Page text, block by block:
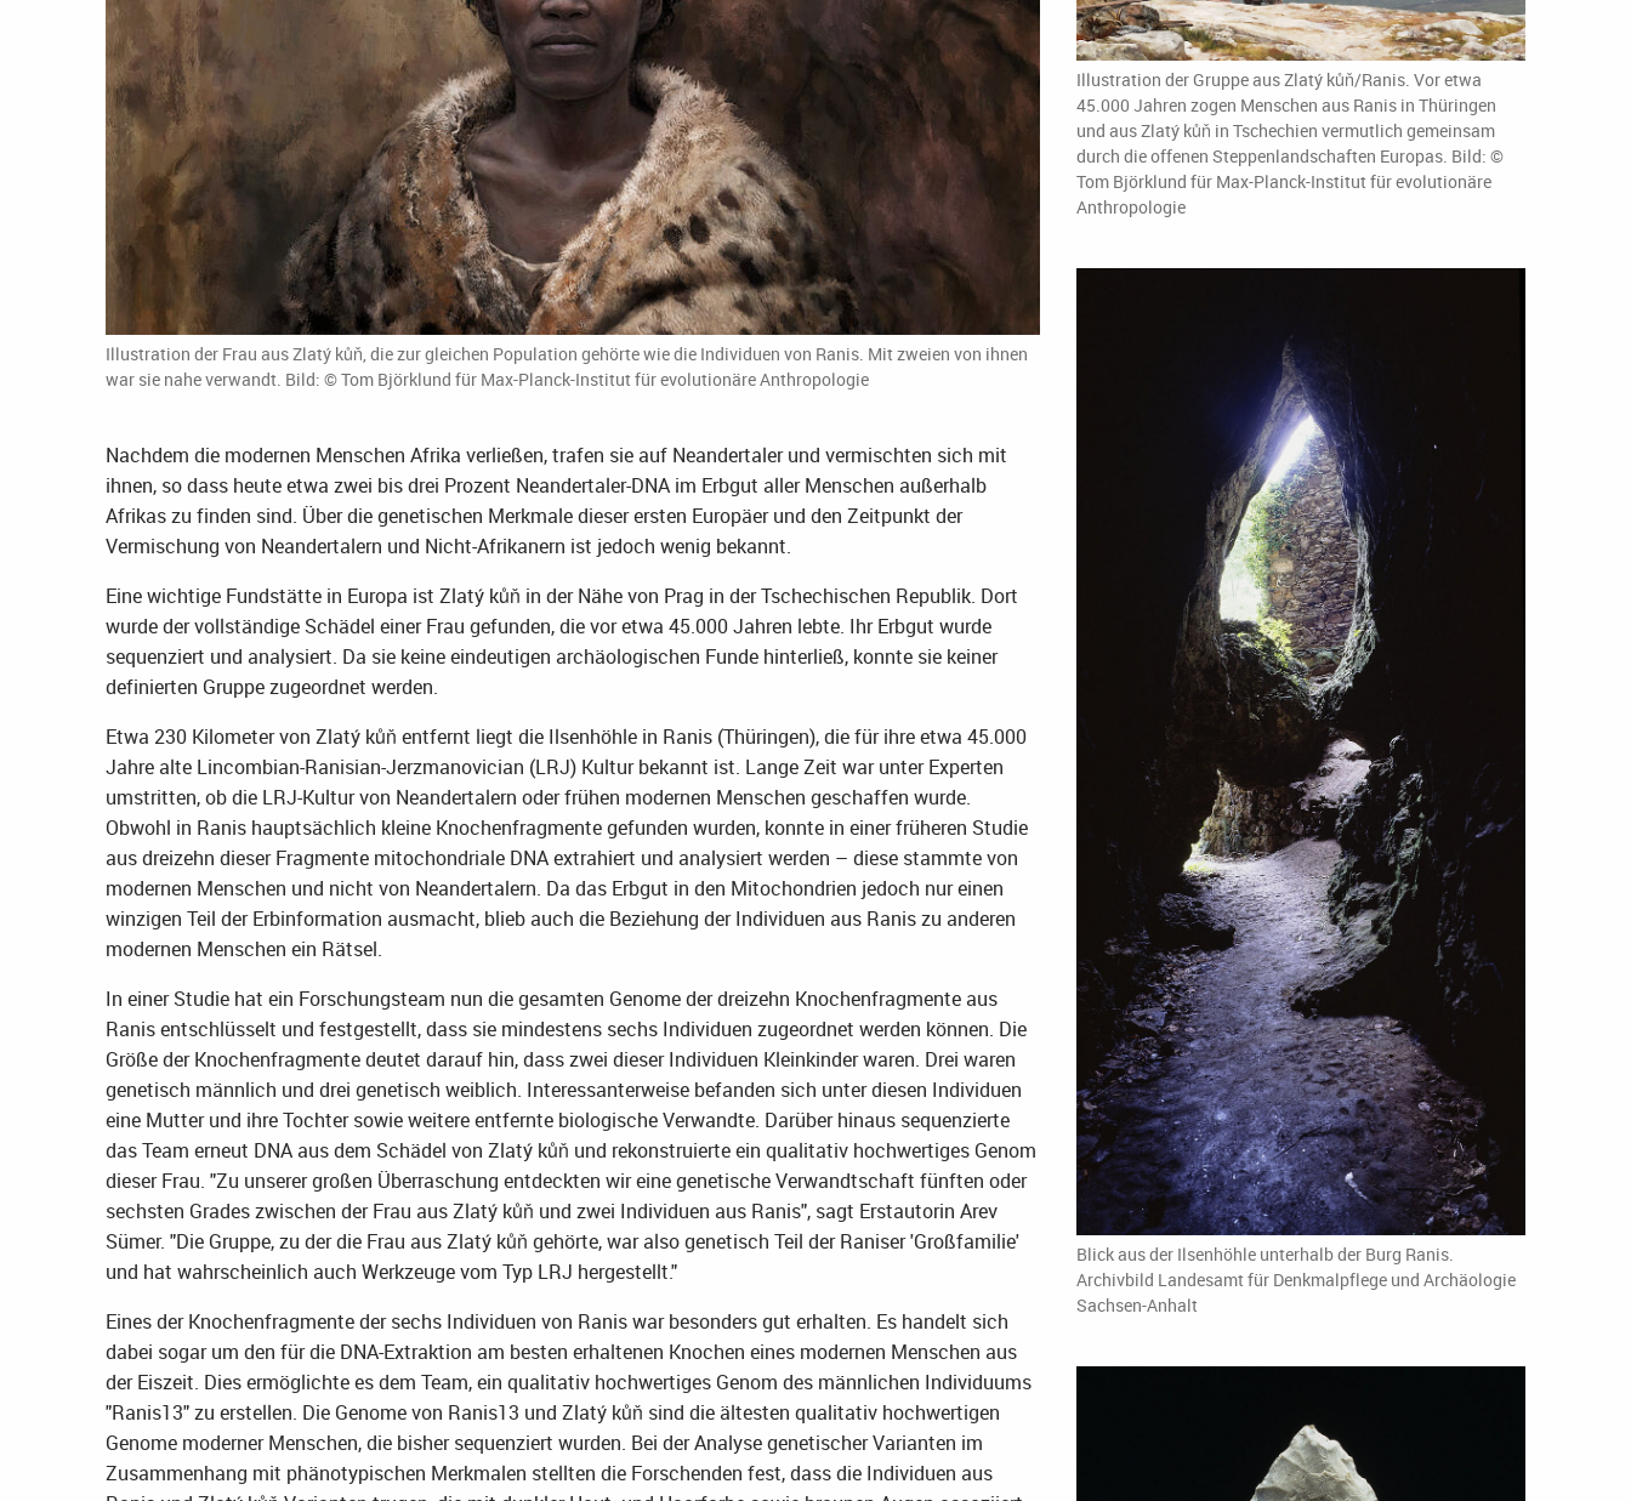
Illustration der Frau aus Zlatý kůň, die zur gleichen Population gehörte wie die Individuen von Ranis. Mit zweien von ihnen
war sie nahe verwandt. Bild: © Tom Björklund für Max-Planck-Institut für evolutionäre Anthropologie
Nachdem die modernen Menschen Afrika verließen, trafen sie auf Neandertaler und vermischten sich mit
ihnen, so dass heute etwa zwei bis drei Prozent Neandertaler-DNA im Erbgut aller Menschen außerhalb
Afrikas zu finden sind. Über die genetischen Merkmale dieser ersten Europäer und den Zeitpunkt der
Vermischung von Neandertalern und Nicht-Afrikanern ist jedoch wenig bekannt.
Eine wichtige Fundstätte in Europa ist Zlatý kůň in der Nähe von Prag in der Tschechischen Republik. Dort
wurde der vollständige Schädel einer Frau gefunden, die vor etwa 45.000 Jahren lebte. Ihr Erbgut wurde
sequenziert und analysiert. Da sie keine eindeutigen archäologischen Funde hinterließ, konnte sie keiner
definierten Gruppe zugeordnet werden.
Etwa 230 Kilometer von Zlatý kůň entfernt liegt die Ilsenhöhle in Ranis (Thüringen), die für ihre etwa 45.000
Jahre alte Lincombian-Ranisian-Jerzmanovician (LRJ) Kultur bekannt ist. Lange Zeit war unter Experten
umstritten, ob die LRJ-Kultur von Neandertalern oder frühen modernen Menschen geschaffen wurde.
Obwohl in Ranis hauptsächlich kleine Knochenfragmente gefunden wurden, konnte in einer früheren Studie
aus dreizehn dieser Fragmente mitochondriale DNA extrahiert und analysiert werden – diese stammte von
modernen Menschen und nicht von Neandertalern. Da das Erbgut in den Mitochondrien jedoch nur einen
winzigen Teil der Erbinformation ausmacht, blieb auch die Beziehung der Individuen aus Ranis zu anderen
modernen Menschen ein Rätsel.
In einer Studie hat ein Forschungsteam nun die gesamten Genome der dreizehn Knochenfragmente aus
Ranis entschlüsselt und festgestellt, dass sie mindestens sechs Individuen zugeordnet werden können. Die
Größe der Knochenfragmente deutet darauf hin, dass zwei dieser Individuen Kleinkinder waren. Drei waren
genetisch männlich und drei genetisch weiblich. Interessanterweise befanden sich unter diesen Individuen
eine Mutter und ihre Tochter sowie weitere entfernte biologische Verwandte. Darüber hinaus sequenzierte
das Team erneut DNA aus dem Schädel von Zlatý kůň und rekonstruierte ein qualitativ hochwertiges Genom
dieser Frau. "Zu unserer großen Überraschung entdeckten wir eine genetische Verwandtschaft fünften oder
sechsten Grades zwischen der Frau aus Zlatý kůň und zwei Individuen aus Ranis", sagt Erstautorin Arev
Sümer. "Die Gruppe, zu der die Frau aus Zlatý kůň gehörte, war also genetisch Teil der Raniser 'Großfamilie'
und hat wahrscheinlich auch Werkzeuge vom Typ LRJ hergestellt."
Eines der Knochenfragmente der sechs Individuen von Ranis war besonders gut erhalten. Es handelt sich
dabei sogar um den für die DNA-Extraktion am besten erhaltenen Knochen eines modernen Menschen aus
der Eiszeit. Dies ermöglichte es dem Team, ein qualitativ hochwertiges Genom des männlichen Individuums
"Ranis13" zu erstellen. Die Genome von Ranis13 und Zlatý kůň sind die ältesten qualitativ hochwertigen
Genome moderner Menschen, die bisher sequenziert wurden. Bei der Analyse genetischer Varianten im
Zusammenhang mit phänotypischen Merkmalen stellten die Forschenden fest, dass die Individuen aus
Illustration der Gruppe aus Zlatý kůň/Ranis. Vor etwa
45.000 Jahren zogen Menschen aus Ranis in Thüringen
und aus Zlatý kůň in Tschechien vermutlich gemeinsam
durch die offenen Steppenlandschaften Europas. Bild: ©
Tom Björklund für Max-Planck-Institut für evolutionäre
Anthropologie
Blick aus der Ilsenhöhle unterhalb der Burg Ranis.
Archivbild Landesamt für Denkmalpflege und Archäologie
Sachsen-Anhalt